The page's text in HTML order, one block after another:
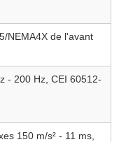
NEMA4X de l'avant
- 200 Hz, CEI 60512-
150 m/s² - 11 ms,